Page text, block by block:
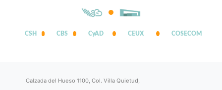
CSH CBS CyAD CEUX COSECOM
Calzada del Hueso 1100, Col. Villa Quietud,